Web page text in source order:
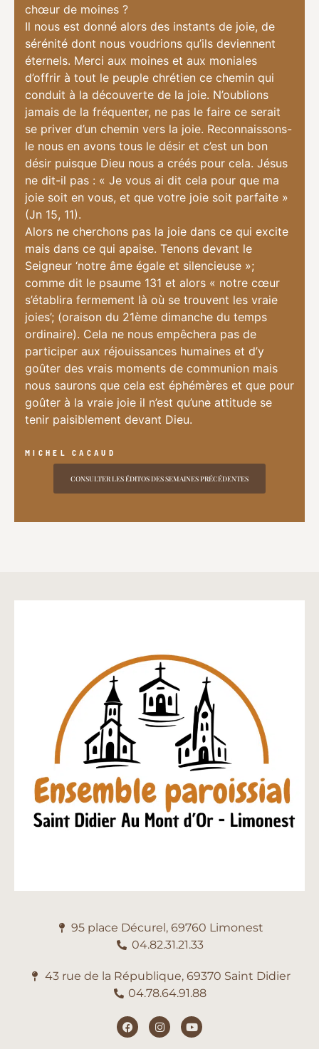
chœur de moines ?
Il nous est donné alors des instants de joie, de
sérénité dont nous voudrions qu’ils deviennent
éternels. Merci aux moines et aux moniales
d’offrir à tout le peuple chrétien ce chemin qui
conduit à la découverte de la joie. N’oublions
jamais de la fréquenter, ne pas le faire ce serait
se priver d’un chemin vers la joie. Reconnaissons-
le nous en avons tous le désir et c’est un bon
désir puisque Dieu nous a créés pour cela. Jésus
ne dit-il pas : « Je vous ai dit cela pour que ma
joie soit en vous, et que votre joie soit parfaite »
(Jn 15, 11).
Alors ne cherchons pas la joie dans ce qui excite
mais dans ce qui apaise. Tenons devant le
Seigneur ‘notre âme égale et silencieuse »;
comme dit le psaume 131 et alors « notre cœur
s’établira fermement là où se trouvent les vraie
joies’; (oraison du 21ème dimanche du temps
ordinaire). Cela ne nous empêchera pas de
participer aux réjouissances humaines et d’y
goûter des vrais moments de communion mais
nous saurons que cela est éphémères et que pour
goûter à la vraie joie il n’est qu’une attitude se
tenir paisiblement devant Dieu.
MICHEL CACAUD
CONSULTER LES ÉDITOS DES SEMAINES PRÉCÉDENTES
95 place Décurel, 69760 Limonest
04.82.31.21.33
43 rue de la République, 69370 Saint Didier
04.78.64.91.88